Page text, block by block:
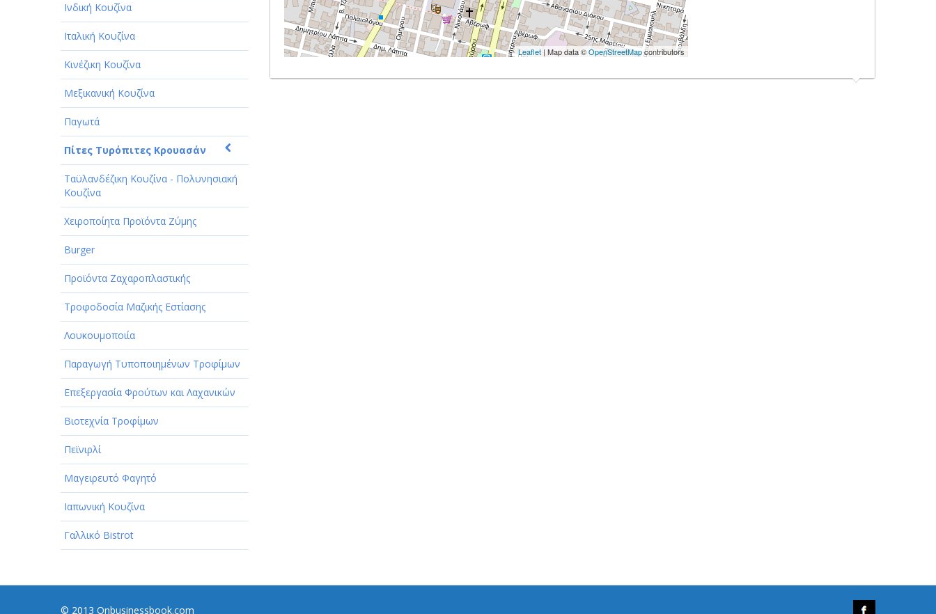
Ινδική Κουζίνα
Ιταλική Κουζίνα
Κινέζικη Κουζίνα
Μεξικανική Κουζίνα
Παγωτά
Πίτες Τυρόπιτες Κρουασάν
Ταϋλανδέζικη Κουζίνα - Πολυνησιακή
Κουζίνα
Χειροποίητα Προϊόντα Ζύμης
Burger
Προϊόντα Ζαχαροπλαστικής
Τροφοδοσία Μαζικής Εστίασης
Λουκουμοποιία
Παραγωγή Τυποποιημένων Τροφίμων
Επεξεργασία Φρούτων και Λαχανικών
Βιοτεχνία Τροφίμων
Πεϊνιρλί
Μαγειρευτό Φαγητό
Ιαπωνική Κουζίνα
Γαλλικό Bistrot
Leaflet| Map data ©OpenStreetMapcontributors
© 2013 Onbusinessbook.com